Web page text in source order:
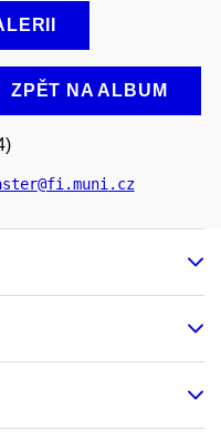
ZPĚT NA ALBUM
@fi.muni.cz